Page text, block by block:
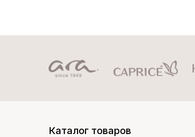
Каталог товаров